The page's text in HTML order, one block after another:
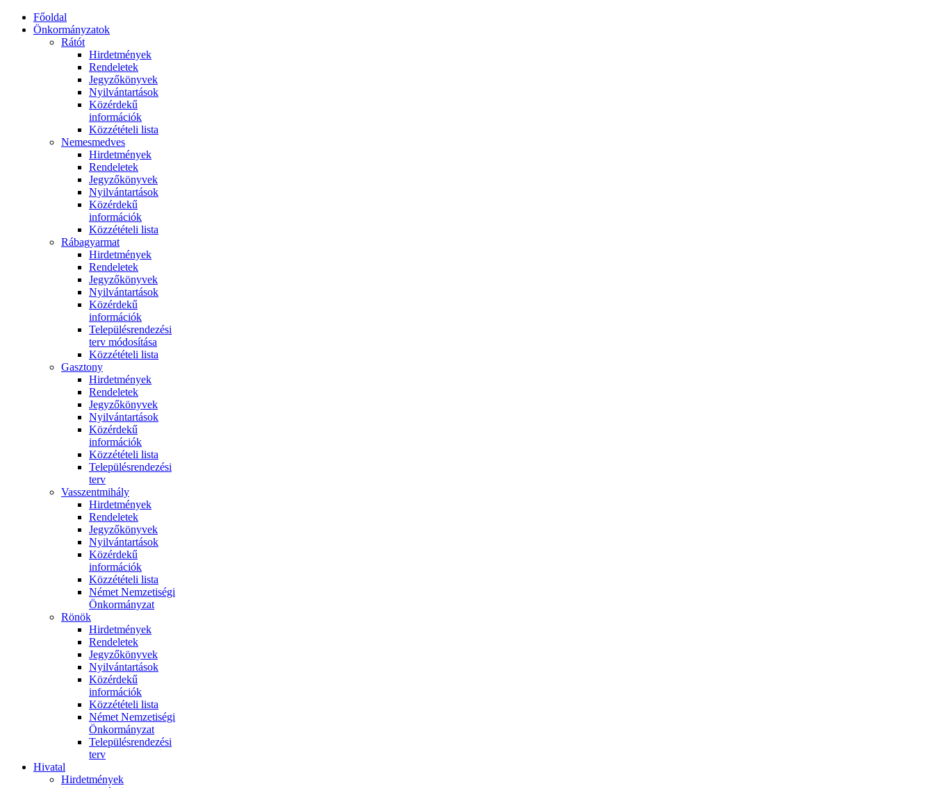
Főoldal
Önkormányzatok
Rátót
Hirdetmények
Rendeletek
Jegyzőkönyvek
Nyilvántartások
Közérdekű
információk
Közzétételi lista
Nemesmedves
Hirdetmények
Rendeletek
Jegyzőkönyvek
Nyilvántartások
Közérdekű
információk
Közzétételi lista
Rábagyarmat
Hirdetmények
Rendeletek
Jegyzőkönyvek
Nyilvántartások
Közérdekű
információk
Településrendezési
terv módosítása
Közzétételi lista
Gasztony
Hirdetmények
Rendeletek
Jegyzőkönyvek
Nyilvántartások
Közérdekű
információk
Közzétételi lista
Településrendezési
terv
Vasszentmihály
Hirdetmények
Rendeletek
Jegyzőkönyvek
Nyilvántartások
Közérdekű
információk
Közzétételi lista
Német Nemzetiségi
Önkormányzat
Rönök
Hirdetmények
Rendeletek
Jegyzőkönyvek
Nyilvántartások
Közérdekű
információk
Közzétételi lista
Német Nemzetiségi
Önkormányzat
Településrendezési
terv
Hivatal
Hirdetmények